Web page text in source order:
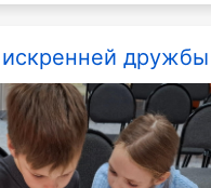
дружбы